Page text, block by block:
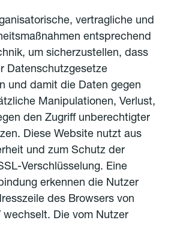
vertragliche und
entsprechend
um sicherzustellen, dass
Datenschutzgesetze
und damit die Daten gegen
Manipulationen, Verlust,
den Zugriff unberechtigter
Diese Website nutzt aus
und zum Schutz der
Verschlüsselung. Eine
erkennen die Nutzer
des Browsers von
Die vom Nutzer